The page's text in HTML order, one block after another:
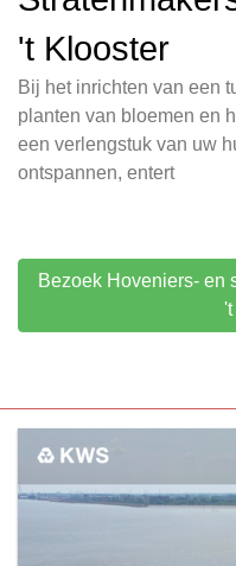
't Klooster
Bij het inrichten van een
planten van bloemen en
een verlengstuk van uw
ontspannen, entert
Bezoek Hoveniers- en